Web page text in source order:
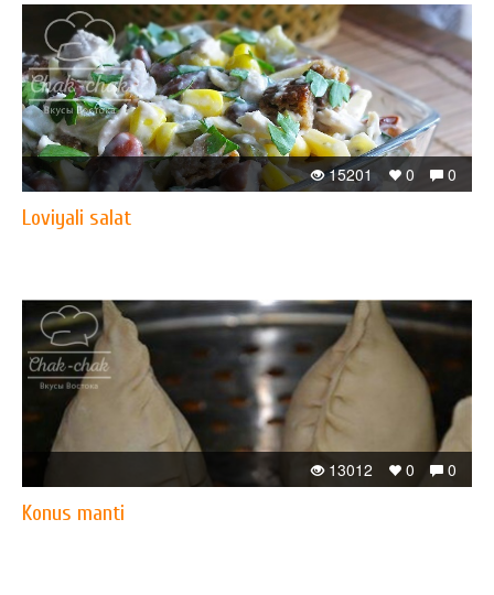
0
0
15201
Loviyali salat
0
0
13012
Konus manti